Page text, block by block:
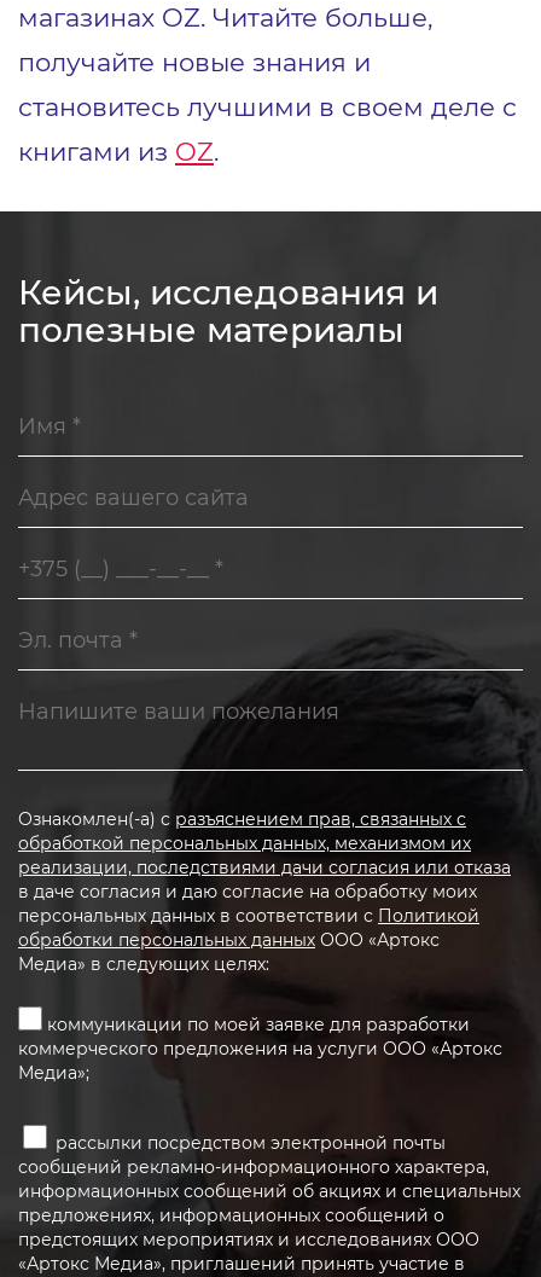
магазинах OZ. Читайте больше,
получайте новые знания и
становитесь лучшими в своем деле с
книгами из OZ.
Кейсы, исследования и
полезные материалы
Ознакомлен(-а) с разъяснением прав, связанных с
обработкой персональных данных, механизмом их
реализации, последствиями дачи согласия или отказа
в даче согласия и даю согласие на обработку моих
персональных данных в соответствии с Политикой
обработки персональных данных ООО «Артокс
Медиа» в следующих целях:
коммуникации по моей заявке для разработки
коммерческого предложения на услуги ООО «Артокс
Медиа»;
рассылки посредством электронной почты
сообщений рекламно-информационного характера,
информационных сообщений об акциях и специальных
предложениях, информационных сообщений о
предстоящих мероприятиях и исследованиях ООО
«Артокс Медиа», приглашений принять участие в